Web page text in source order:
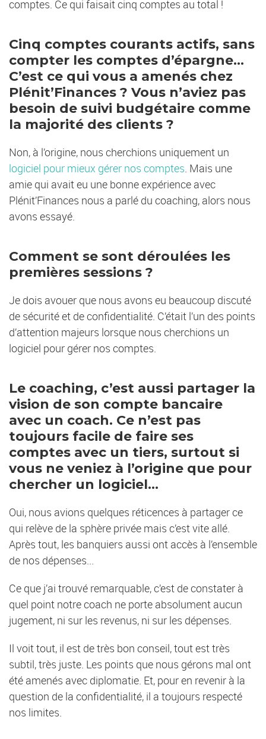
comptes. Ce qui faisait cinq comptes au total !
Cinq comptes courants actifs, sans
compter les comptes d’épargne…
C’est ce qui vous a amenés chez
Plénit’Finances ? Vous n’aviez pas
besoin de suivi budgétaire comme
la majorité des clients ?
Non, à l’origine, nous cherchions uniquement un
logiciel pour mieux gérer nos comptes. Mais une
amie qui avait eu une bonne expérience avec
Plénit’Finances nous a parlé du coaching, alors nous
avons essayé.
Comment se sont déroulées les
premières sessions ?
Je dois avouer que nous avons eu beaucoup discuté
de sécurité et de confidentialité. C’était l’un des points
d’attention majeurs lorsque nous cherchions un
logiciel pour gérer nos comptes.
Le coaching, c’est aussi partager la
vision de son compte bancaire
avec un coach. Ce n’est pas
toujours facile de faire ses
comptes avec un tiers, surtout si
vous ne veniez à l’origine que pour
chercher un logiciel...
Oui, nous avions quelques réticences à partager ce
qui relève de la sphère privée mais c’est vite allé.
Après tout, les banquiers aussi ont accès à l’ensemble
de nos dépenses...
Ce que j’ai trouvé remarquable, c’est de constater à
quel point notre coach ne porte absolument aucun
jugement, ni sur les revenus, ni sur les dépenses.
Il voit tout, il est de très bon conseil, tout est très
subtil, très juste. Les points que nous gérons mal ont
été amenés avec diplomatie. Et, pour en revenir à la
question de la confidentialité, il a toujours respecté
nos limites.